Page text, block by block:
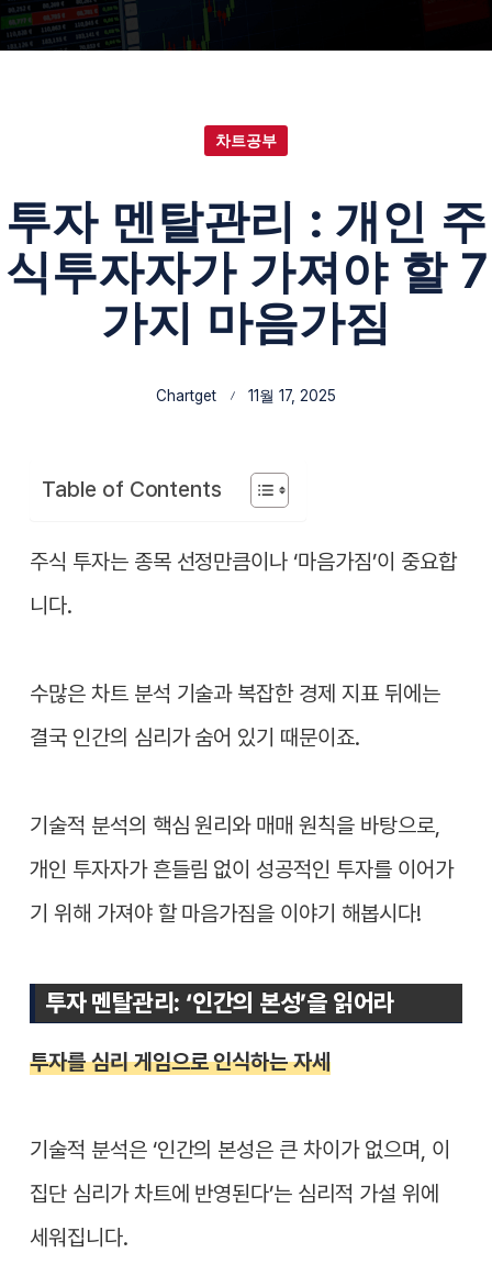
차트공부
투자 멘탈관리 : 개인 주
식투자자가 가져야 할 7
가지 마음가짐
Chartget 11월 17, 2025
Table of Contents
주식 투자는 종목 선정만큼이나 ‘마음가짐’이 중요합
니다.
수많은 차트 분석 기술과 복잡한 경제 지표 뒤에는
결국 인간의 심리가 숨어 있기 때문이죠.
기술적 분석의 핵심 원리와 매매 원칙을 바탕으로,
개인 투자자가 흔들림 없이 성공적인 투자를 이어가
기 위해 가져야 할 마음가짐을 이야기 해봅시다!
투자 멘탈관리: ‘인간의 본성’을 읽어라
투자를 심리 게임으로 인식하는 자세
기술적 분석은 ‘인간의 본성은 큰 차이가 없으며, 이
집단 심리가 차트에 반영된다’는 심리적 가설 위에
세워집니다.